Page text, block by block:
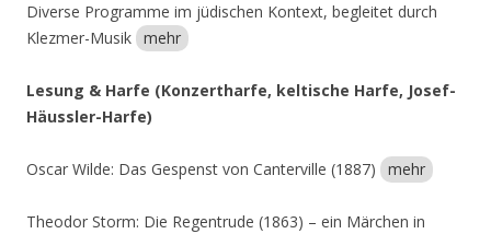
Diverse Programme im jüdischen Kontext, begleitet durch
Klezmer-Musik mehr
Lesung & Harfe (Konzertharfe, keltische Harfe, Josef-
Häussler-Harfe)
Oscar Wilde: Das Gespenst von Canterville (1887) mehr
Theodor Storm: Die Regentrude (1863) – ein Märchen in